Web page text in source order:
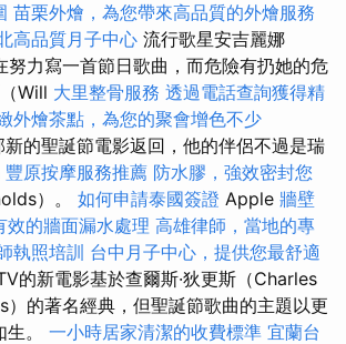
苗栗外燴，為您帶來高品質的外燴服務
高品質月子中心 流行歌星安吉麗娜
努力寫一首節日歌曲，而危險有扔她的危
Will 大里整骨服務 透過電話查詢獲得精
外燴茶點，為您的聚會增色不少
的聖誕節電影返回，他的伴侶不過是瑞
豐原按摩服務推薦 防水膠，強效密封您
）。 如何申請泰國簽證 Apple 牆壁
效的牆面漏水處理 高雄律師，當地的專
執照培訓 台中月子中心，提供您最舒適
的新電影基於查爾斯·狄更斯（Charles
）的著名經典，但聖誕節歌曲的主題以更
。 一小時居家清潔的收費標準 宜蘭台